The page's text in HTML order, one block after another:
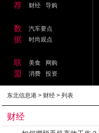
荐
财经
导购
数
据
汽车要点
时尚观点
联
盟
美食
网购
消费
投资
东北信息港 > 财经 > 列表
财经